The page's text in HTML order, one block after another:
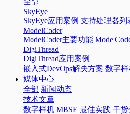
全部
SkyEye
SkyEye应用案例 支持处理器列
ModelCoder
ModelCoder主要功能
DigiThread
DigiThread应用案例
嵌入式DevOps解决方案 数字
媒体中心
全部 新闻动态
技术文章
数字样机 MBSE 最佳实践 干货